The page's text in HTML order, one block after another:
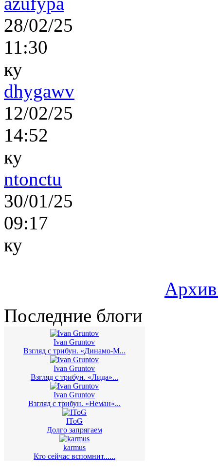
28/02/25
11:30
ку
dhygawv
12/02/25
14:52
ку
ntonctu
30/01/25
09:17
ку
Последние блоги
Ivan Gruntov
Взгляд с трибун. «Динамо-М...
Ivan Gruntov
Взгляд с трибун. «Лида»...
Ivan Gruntov
Взгляд с трибун. «Неман»...
IToG
Долго запрягаем
karmus
Кто сейчас вспомнит......